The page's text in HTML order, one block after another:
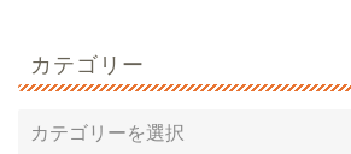
カテゴリー